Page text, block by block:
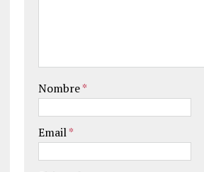
Nombre*
Email*